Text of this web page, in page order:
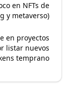
en NFTs de
y metaverso)
en proyectos
listar nuevos
temprano